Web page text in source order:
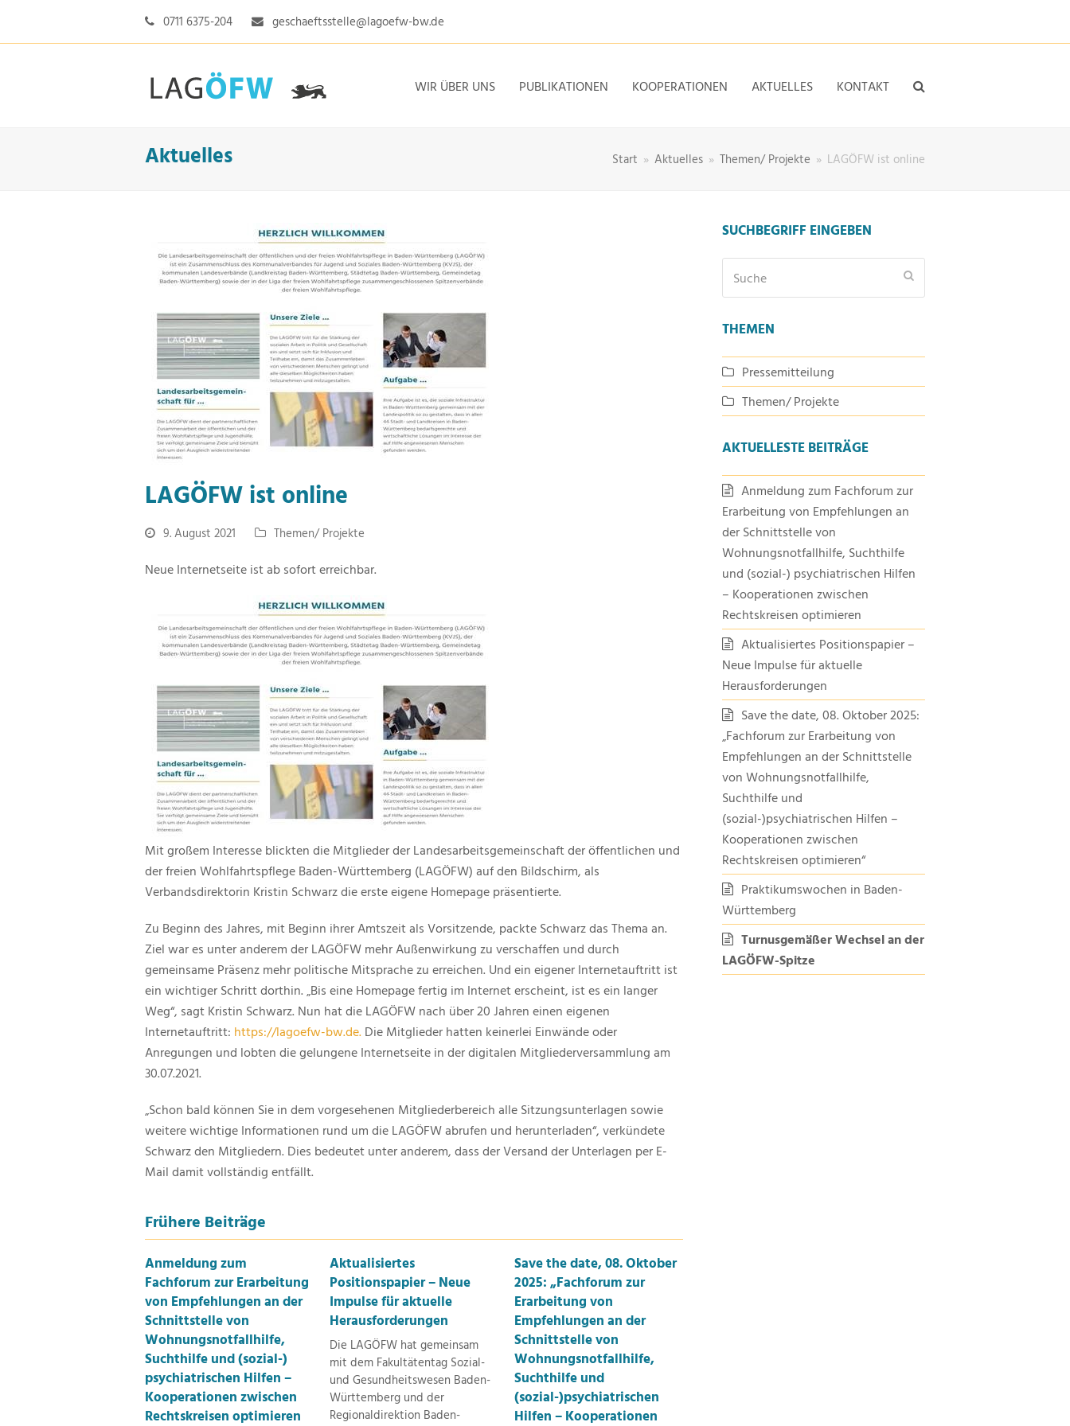
0711 6375-204 geschaeftsstelle@lagoefw-bw.de
WIR ÜBER UNS PUBLIKATIONEN KOOPERATIONEN AKTUELLES KONTAKT
Aktuelles Start » Aktuelles » Themen/ Projekte » LAGÖFW ist online
LAGÖFW ist online
9. August 2021 Themen/ Projekte
Neue Internetseite ist ab sofort erreichbar.
Mit großem Interesse blickten die Mitglieder der Landesarbeitsgemeinschaft der öffentlichen und
der freien Wohlfahrtspflege Baden-Württemberg (LAGÖFW) auf den Bildschirm, als
Verbandsdirektorin Kristin Schwarz die erste eigene Homepage präsentierte.
Zu Beginn des Jahres, mit Beginn ihrer Amtszeit als Vorsitzende, packte Schwarz das Thema an.
Ziel war es unter anderem der LAGÖFW mehr Außenwirkung zu verschaffen und durch
gemeinsame Präsenz mehr politische Mitsprache zu erreichen. Und ein eigener Internetauftritt ist
ein wichtiger Schritt dorthin. „Bis eine Homepage fertig im Internet erscheint, ist es ein langer
Weg“, sagt Kristin Schwarz. Nun hat die LAGÖFW nach über 20 Jahren einen eigenen
Internetauftritt: https://lagoefw-bw.de. Die Mitglieder hatten keinerlei Einwände oder
Anregungen und lobten die gelungene Internetseite in der digitalen Mitgliederversammlung am
30.07.2021.
„Schon bald können Sie in dem vorgesehenen Mitgliederbereich alle Sitzungsunterlagen sowie
weitere wichtige Informationen rund um die LAGÖFW abrufen und herunterladen“, verkündete
Schwarz den Mitgliedern. Dies bedeutet unter anderem, dass der Versand der Unterlagen per E-
Mail damit vollständig entfällt.
Frühere Beiträge
Anmeldung zum
Fachforum zur Erarbeitung
von Empfehlungen an der
Schnittstelle von
Wohnungsnotfallhilfe,
Suchthilfe und (sozial-)
psychiatrischen Hilfen –
Kooperationen zwischen
Rechtskreisen optimieren
Aktualisiertes
Positionspapier – Neue
Impulse für aktuelle
Herausforderungen
Die LAGÖFW hat gemeinsam
mit dem Fakultätentag Sozial-
und Gesundheitswesen Baden-
Württemberg und der
Regionaldirektion Baden-
Save the date, 08. Oktober
2025: „Fachforum zur
Erarbeitung von
Empfehlungen an der
Schnittstelle von
Wohnungsnotfallhilfe,
Suchthilfe und
(sozial-)psychiatrischen
Hilfen – Kooperationen
SUCHBEGRIFF EINGEBEN
Senden
THEMEN
Pressemitteilung
Themen/ Projekte
AKTUELLESTE BEITRÄGE
Anmeldung zum Fachforum zur
Erarbeitung von Empfehlungen an
der Schnittstelle von
Wohnungsnotfallhilfe, Suchthilfe
und (sozial-) psychiatrischen Hilfen
– Kooperationen zwischen
Rechtskreisen optimieren
Aktualisiertes Positionspapier –
Neue Impulse für aktuelle
Herausforderungen
Save the date, 08. Oktober 2025:
„Fachforum zur Erarbeitung von
Empfehlungen an der Schnittstelle
von Wohnungsnotfallhilfe,
Suchthilfe und
(sozial-)psychiatrischen Hilfen –
Kooperationen zwischen
Rechtskreisen optimieren“
Praktikumswochen in Baden-
Württemberg
Turnusgemäßer Wechsel an der
LAGÖFW-Spitze